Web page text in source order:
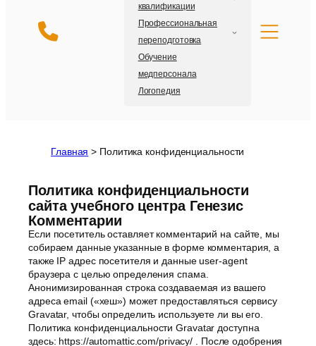
квалификации
Профессиональная
переподготовка
Обучение
медперсонала
Логопедия
Главная > Политика конфиденциальности
Политика конфиденциальности
сайта учебного центра Генезис
Комментарии
Если посетитель оставляет комментарий на сайте, мы
собираем данные указанные в форме комментария, а
также IP адрес посетителя и данные user-agent
браузера с целью определения спама.
Анонимизированная строка создаваемая из вашего
адреса email («хеш») может предоставляться сервису
Gravatar, чтобы определить используете ли вы его.
Политика конфиденциальности Gravatar доступна
здесь: https://automattic.com/privacy/ . После одобрения